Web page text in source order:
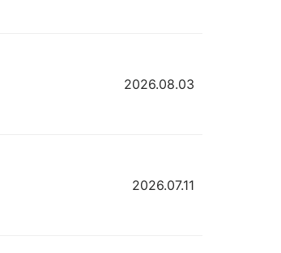
2026.08.03
2026.07.11